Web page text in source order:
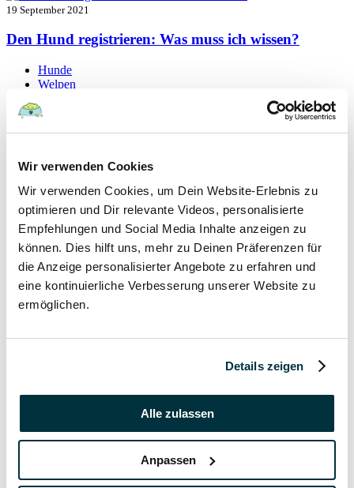
Wir verwenden Cookies
Wir verwenden Cookies, um Dein Website-Erlebnis zu
optimieren und Dir relevante Videos, personalisierte
Empfehlungen und Social Media Inhalte anzeigen zu
können. Dies hilft uns, mehr zu Deinen Präferenzen für
die Anzeige personalisierter Angebote zu erfahren und
eine kontinuierliche Verbesserung unserer Website zu
ermöglichen.
Details zeigen
Alle zulassen
Anpassen
19 September 2021
Den Hund registrieren: Was muss ich wissen?
Hunde
Welpen
Hunde
19 September 2021
Kann man Welpen mit Erkältung anstecken?
Hunde
Welpen
19 September 2021